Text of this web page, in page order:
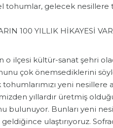
tohumlar, gelecek nesillere
100 YILLIK HİKAYESİ VAR
o ilçesi kültür-sanat şehri
çok önemsediklerini
tohumlarımızı yeni
yıllardır üretmiş
bulunuyor. Bunları yeni
ulaştırıyoruz.